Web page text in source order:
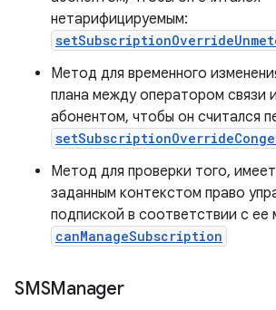
нетарифицируемым:
Метод для временного
плана между оператором связи
абонентом, чтобы он считался
Метод для проверки того,
заданным контекстом право
подпиской в ​​соответствии с ее
canManageSubscription
SMSManager